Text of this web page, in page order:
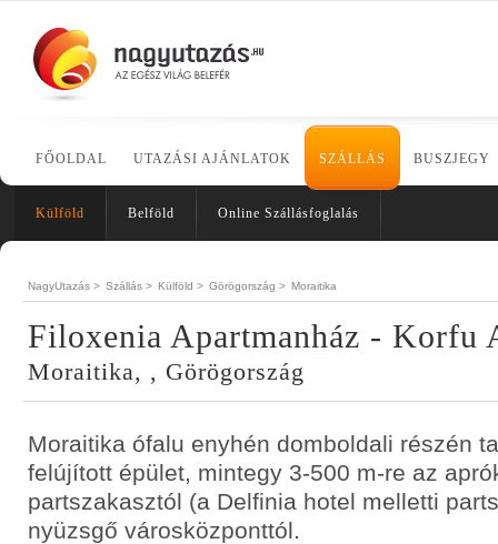
FŐOLDAL UTAZÁSI AJÁNLATOK SZÁLLÁS BUSZJEGY
Külföld Belföld Online Szállásfoglalás
NagyUtazás > Szállás > Külföld > Görögország > Moraitika
Filoxenia Apartmanház - Korfu
Moraitika, , Görögország
Moraitika ófalu enyhén domboldali részén
felújított épület, mintegy 3-500 m-re az
partszakasztól (a Delfinia hotel melletti
nyüzsgő városközponttól.